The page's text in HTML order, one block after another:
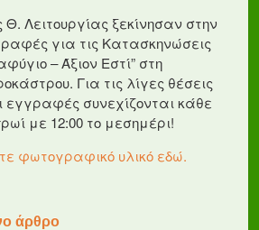
Λειτουργίας ξεκίνησαν στην
για τις Κατασκηνώσεις
– Άξιον Εστί” στη
Για τις λίγες θέσεις
εγγραφές συνεχίζονται κάθε
με 12:00 το μεσημέρι!
φωτογραφικό υλικό εδώ.
άρθρο